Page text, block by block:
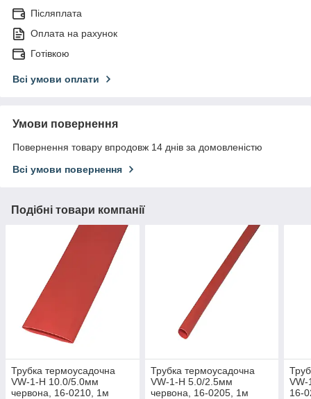
Післяплата
Оплата на рахунок
Готівкою
Всі умови оплати
Умови повернення
Повернення товару впродовж 14 днів за домовленістю
Всі умови повернення
Подібні товари компанії
Трубка термоусадочна
VW-1-H 10.0/5.0мм
червона, 16-0210, 1м
Трубка термоусадочна
VW-1-H 5.0/2.5мм
червона, 16-0205, 1м
VW-
16-